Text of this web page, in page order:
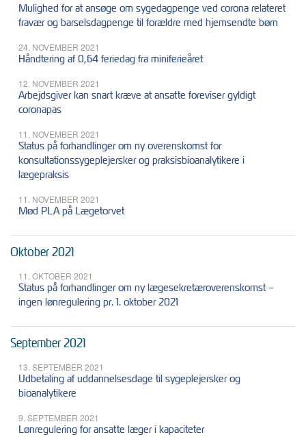
Mulighed for at ansøge om sygedagpenge ved corona relateret
fravær og barselsdagpenge til forældre med hjemsendte børn
24. NOVEMBER 2021
Håndtering af 0,64 feriedag fra miniferieåret
12. NOVEMBER 2021
Arbejdsgiver kan snart kræve at ansatte foreviser gyldigt
coronapas
11. NOVEMBER 2021
Status på forhandlinger om ny overenskomst for
konsultationssygeplejersker og praksisbioanalytikere i
lægepraksis
11. NOVEMBER 2021
Mød PLA på Lægetorvet
Oktober 2021
11. OKTOBER 2021
Status på forhandlinger om ny lægesekretæroverenskomst –
ingen lønregulering pr. 1. oktober 2021
September 2021
13. SEPTEMBER 2021
Udbetaling af uddannelsesdage til sygeplejersker og
bioanalytikere
9. SEPTEMBER 2021
Lønregulering for ansatte læger i kapaciteter